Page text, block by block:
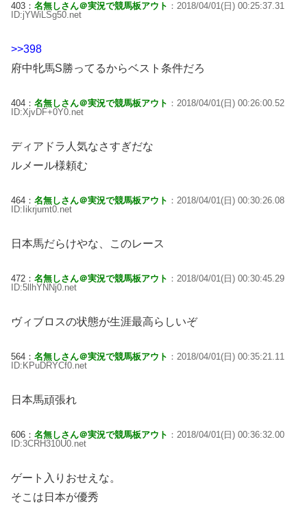
403： 名無しさん＠実況で競馬板アウト ：2018/04/01(日) 00:25:37.31
ID:jYWiLSg50.net
>>398
府中牝馬S勝ってるからベスト条件だろ
404： 名無しさん＠実況で競馬板アウト ：2018/04/01(日) 00:26:00.52
ID:XjvDF+0Y0.net
ディアドラ人気なさすぎだな
ルメール様頼む
464： 名無しさん＠実況で競馬板アウト ：2018/04/01(日) 00:30:26.08
ID:Iikrjumt0.net
日本馬だらけやな、このレース
472： 名無しさん＠実況で競馬板アウト ：2018/04/01(日) 00:30:45.29
ID:5llhYNNj0.net
ヴィブロスの状態が生涯最高らしいぞ
564： 名無しさん＠実況で競馬板アウト ：2018/04/01(日) 00:35:21.11
ID:KPuDRYCf0.net
日本馬頑張れ
606： 名無しさん＠実況で競馬板アウト ：2018/04/01(日) 00:36:32.00
ID:3CRH310U0.net
ゲート入りおせえな。
そこは日本が優秀